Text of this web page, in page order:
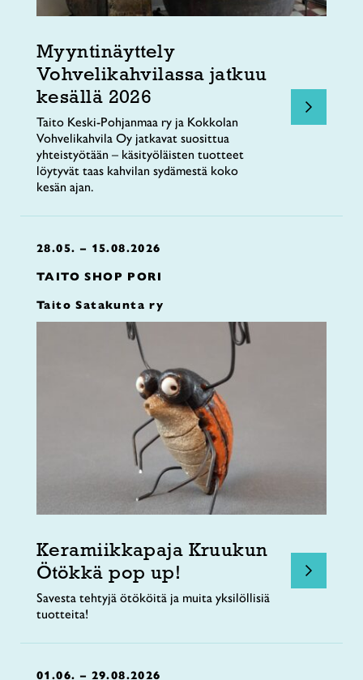
Myyntinäyttely
Vohvelikahvilassa jatkuu
kesällä 2026
Taito Keski-Pohjanmaa ry ja Kokkolan
Vohvelikahvila Oy jatkavat suosittua
yhteistyötään – käsityöläisten tuotteet
löytyvät taas kahvilan sydämestä koko
kesän ajan.
28.05. – 15.08.2026
TAITO SHOP PORI
Taito Satakunta ry
Keramiikkapaja Kruukun
Ötökkä pop up!
Savesta tehtyjä ötököitä ja muita yksilöllisiä
tuotteita!
01.06. – 29.08.2026